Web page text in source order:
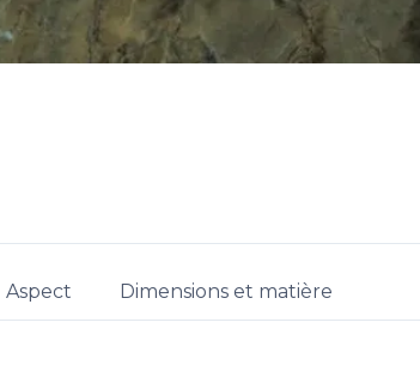
Aspect Dimensions et matière